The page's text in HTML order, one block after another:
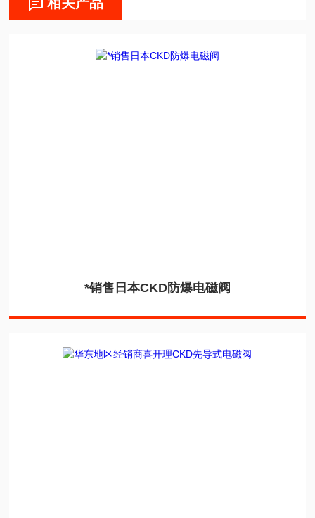
*销售日本CKD防爆电磁阀